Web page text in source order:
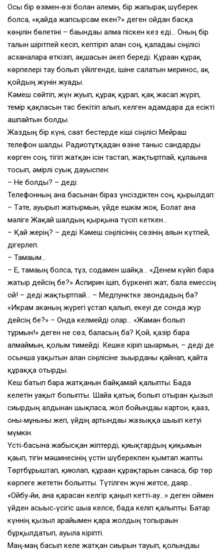
Осы бір өзімен‑өзі болған әлемін, бір жапырақ шүберек
болса, «қайда жапсырсам екен?» деген ойдан басқа
көңілін бөлетіні – бағындағы алма піскен кез еді… Оның бір
талын шірітпей кесіп, кептіріп алған соң, қаладағы сіңілісі
асханаларға өткізіп, ақшасын әкеп береді. Құраған құрақ
көрпелері тау болып үйілгенде, ішіне салатын меринос, ақ
қойдың жүнін жуады.
Кәмеш сөйтіп, жүн жуып, құрақ құрап, қақ жасап жүріп,
темір қақпасын тас бекітіп алып, келген адамдарға да есікті
ашпайтын болды.
Жаздың бір күні, сағат бестерде кіші сіңілісі Мейраш
телефон шалды. Радиотұтқадан өзіне таныс сандарды
көрген соң, тігіп жатқан ісін тастап, жақтыртпай, құлағына
тосып, әмірлі суық дауыспен:
– Не болды? – деді.
Телефонның ана басынан біраз үнсіздіктен соң, қырылдап:
– Тәте, ауырып жатырмын, үйде ешкім жоқ. Болат ана
мәліге Жақай шалдың қырқына түсіп кеткен…
– Қай жерің? – деді Кәмеш сіңілісінің сөзінің аяғын күтпей,
дігерлеп.
– Тамағым…
– Е, тамағың болса, тұз, содамен шайқа… «Денем күйіп бара
жатыр дейсің бе?» Аспирин ішіп, бүркеніп жат, бала емессің
ғой! – деді жақтыртпай… – Медпунктке звондадың ба?
«Икрам аканың жүрегі ұстап қалып, екеуі де сонда жүр
дейсің бе?» – Онда келмейді олар… «Жаман болып
тұрмын!» деген не сөз, баласың ба? Қой, қазір бара
алмаймын, қолым тимейді. Кешке кіріп шығармын, – деді де
осынша уақытын алған сіңілісіне зығырданы қайнап, қайта
құраққа отырды.
Кеш батып бара жатқанын байқамай қалыпты. Бада
келетін уақыт болыпты. Шайға қатық болып отырған қызыл
сиырдың алдынан шықпаса, жол бойындағы картон, қағаз,
оны‑мұныны жеп, үйдің артындағы жазыққа шығып кетуі
мүмкін.
Үсті‑басына жабысқан жіптерді, қиықтардың қиқымын
қағып, тігін мәшинесінің үстін шүберекпен қымтап жапты.
Төртбұрыштап, қиюлап, құраған құрақтарын санаса, бір төр
көрпеге жететін болыпты. Түтілген жүні жетсе, даяр…
«Ойбу‑йи, ана қарасан келгір қаңғып кетті‑ау…» деген оймен
үйден асығыс‑үсігіс шыға келсе, бада келіп қалыпты. Батар
күннің қызыл арайымен қара жолдың топырағын
бұрқылдатып, ауылға кіріпті.
Маң‑маң басып келе жатқан сиырын тауып, қолындағы